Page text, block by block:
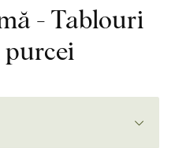
- Tablouri
purcei